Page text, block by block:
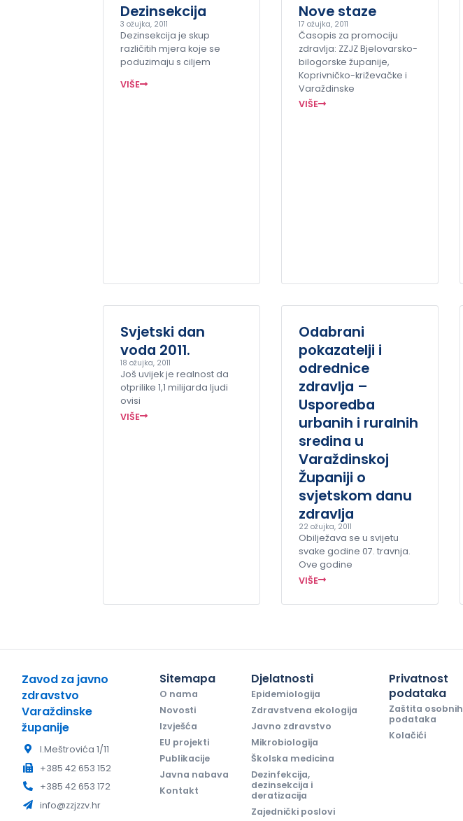
Dezinsekcija
3 ožujka, 2011
Dezinsekcija je skup
različitih mjera koje se
poduzimaju s ciljem
VIŠE
Nove staze
17 ožujka, 2011
Časopis za promociju
zdravlja: ZZJZ Bjelovarsko-
bilogorske županije,
Koprivničko-križevačke i
Varaždinske
VIŠE
Svjetski dan
voda 2011.
18 ožujka, 2011
Još uvijek je realnost da
otprilike 1,1 milijarda ljudi
ovisi
VIŠE
Odabrani
pokazatelji i
odrednice
zdravlja –
Usporedba
urbanih i ruralnih
sredina u
Varaždinskoj
Županiji o
svjetskom danu
zdravlja
22 ožujka, 2011
Obilježava se u svijetu
svake godine 07. travnja.
Ove godine
VIŠE
Zavod za javno
zdravstvo
Varaždinske
županije
I.Meštrovića 1/11
+385 42 653 152
+385 42 653 172
info@zzjzzv.hr
Sitemapa
O nama
Novosti
Izvješća
EU projekti
Publikacije
Javna nabava
Kontakt
Djelatnosti
Epidemiologija
Zdravstvena ekologija
Javno zdravstvo
Mikrobiologija
Školska medicina
Dezinfekcija,
dezinsekcija i
deratizacija
Zajednički poslovi
Privatnost
podataka
Zaštita osobnih
podataka
Kolačići